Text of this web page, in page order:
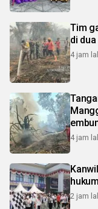
Tim
di
4 jam
4 jam
2 jam